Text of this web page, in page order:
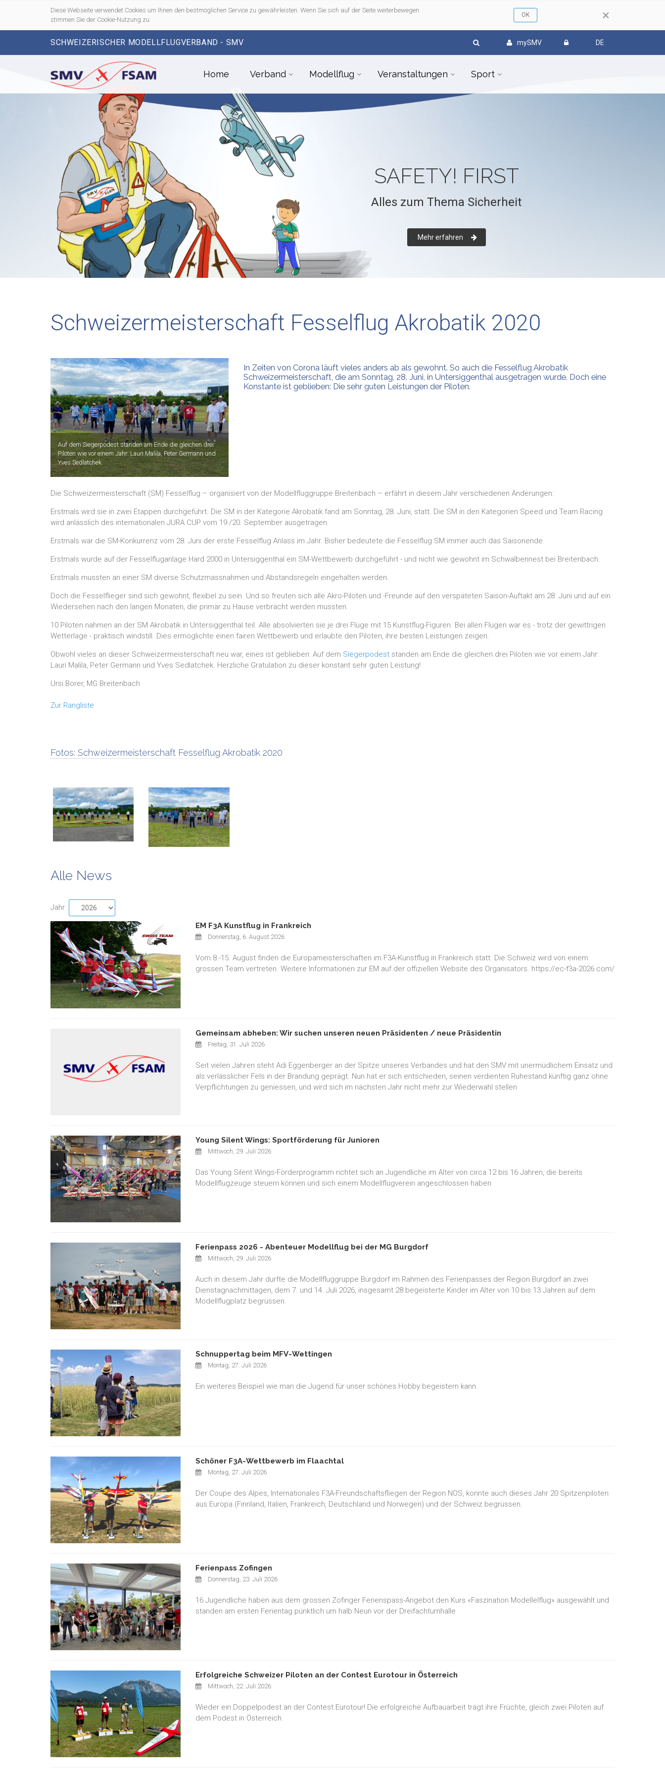
×
Diese Webseite verwendet Cookies um Ihnen den bestmöglichen Service zu gewährleisten. Wenn Sie sich auf der Seite weiterbewegen
stimmen Sie der Cookie-Nutzung zu
SCHWEIZERISCHER MODELLFLUGVERBAND - SMV mySMV DE
Home Verband Modellflug Veranstaltungen Sport
SAFETY! FIRST
Alles zum Thema Sicherheit
Mehr erfahren
Schweizermeisterschaft Fesselflug Akrobatik 2020
Auf dem Siegerpodest standen am Ende die gleichen drei
Piloten wie vor einem Jahr: Lauri Malila, Peter Germann und
Yves Sedlatchek.
In Zeiten von Corona läuft vieles anders ab als gewohnt. So auch die Fesselflug Akrobatik
Schweizermeisterschaft, die am Sonntag, 28. Juni, in Untersiggenthal ausgetragen wurde. Doch eine
Konstante ist geblieben: Die sehr guten Leistungen der Piloten.
Die Schweizermeisterschaft (SM) Fesselflug – organisiert von der Modellfluggruppe Breitenbach – erfährt in diesem Jahr verschiedenen Änderungen:
Erstmals wird sie in zwei Etappen durchgeführt. Die SM in der Kategorie Akrobatik fand am Sonntag, 28. Juni, statt. Die SM in den Kategorien Speed und Team Racing
wird anlässlich des internationalen JURA CUP vom 19./20. September ausgetragen.
Erstmals war die SM-Konkurrenz vom 28. Juni der erste Fesselflug Anlass im Jahr. Bisher bedeutete die Fesselflug SM immer auch das Saisonende.
Erstmals wurde auf der Fesselfluganlage Hard 2000 in Untersiggenthal ein SM-Wettbewerb durchgeführt - und nicht wie gewohnt im Schwalbennest bei Breitenbach.
Erstmals mussten an einer SM diverse Schutzmassnahmen und Abstandsregeln eingehalten werden.
Doch die Fesselflieger sind sich gewohnt, flexibel zu sein. Und so freuten sich alle Akro-Piloten und -Freunde auf den verspäteten Saison-Auftakt am 28. Juni und auf ein
Wiedersehen nach den langen Monaten, die primär zu Hause verbracht werden mussten.
10 Piloten nahmen an der SM Akrobatik in Untersiggenthal teil. Alle absolvierten sie je drei Flüge mit 15 Kunstflug-Figuren. Bei allen Flügen war es - trotz der gewittrigen
Wetterlage - praktisch windstill. Dies ermöglichte einen fairen Wettbewerb und erlaubte den Piloten, ihre besten Leistungen zeigen.
Obwohl vieles an dieser Schweizermeisterschaft neu war, eines ist geblieben: Auf dem Siegerpodest standen am Ende die gleichen drei Piloten wie vor einem Jahr:
Lauri Malila, Peter Germann und Yves Sedlatchek. Herzliche Gratulation zu dieser konstant sehr guten Leistung!
Ursi Borer, MG Breitenbach
Zur Rangliste
Fotos: Schweizermeisterschaft Fesselflug Akrobatik 2020
Alle News
Jahr
EM F3A Kunstflug in Frankreich
Donnerstag, 6. August 2026
Vom 8.-15. August finden die Europameisterschaften im F3A-Kunstflug in Frankreich statt. Die Schweiz wird von einem
grossen Team vertreten. Weitere Informationen zur EM auf der offiziellen Website des Organisators. https://ec-f3a-2026.com/
Gemeinsam abheben: Wir suchen unseren neuen Präsidenten / neue Präsidentin
Freitag, 31. Juli 2026
Seit vielen Jahren steht Adi Eggenberger an der Spitze unseres Verbandes und hat den SMV mit unermüdlichem Einsatz und
als verlässlicher Fels in der Brandung geprägt. Nun hat er sich entschieden, seinen verdienten Ruhestand künftig ganz ohne
Verpflichtungen zu geniessen, und wird sich im nächsten Jahr nicht mehr zur Wiederwahl stellen
Young Silent Wings: Sportförderung für Junioren
Mittwoch, 29. Juli 2026
Das Young Silent Wings-Förderprogramm richtet sich an Jugendliche im Alter von circa 12 bis 16 Jahren, die bereits
Modellflugzeuge steuern können und sich einem Modellflugverein angeschlossen haben
Ferienpass 2026 - Abenteuer Modellflug bei der MG Burgdorf
Mittwoch, 29. Juli 2026
Auch in diesem Jahr durfte die Modellfluggruppe Burgdorf im Rahmen des Ferienpasses der Region Burgdorf an zwei
Dienstagnachmittagen, dem 7. und 14. Juli 2026, insgesamt 28 begeisterte Kinder im Alter von 10 bis 13 Jahren auf dem
Modellflugplatz begrüssen.
Schnuppertag beim MFV-Wettingen
Montag, 27. Juli 2026
Ein weiteres Beispiel wie man die Jugend für unser schönes Hobby begeistern kann.
Schöner F3A-Wettbewerb im Flaachtal
Montag, 27. Juli 2026
Der Coupe des Alpes, Internationales F3A-Freundschaftsfliegen der Region NOS, konnte auch dieses Jahr 20 Spitzenpiloten
aus Europa (Finnland, Italien, Frankreich, Deutschland und Norwegen) und der Schweiz begrüssen.
Ferienpass Zofingen
Donnerstag, 23. Juli 2026
16 Jugendliche haben aus dem grossen Zofinger Ferienspass-Angebot den Kurs «Faszination Modellelflug» ausgewählt und
standen am ersten Ferientag pünktlich um halb Neun vor der Dreifachturnhalle
Erfolgreiche Schweizer Piloten an der Contest Eurotour in Österreich
Mittwoch, 22. Juli 2026
Wieder ein Doppelpodest an der Contest Eurotour! Die erfolgreiche Aufbauarbeit trägt ihre Früchte, gleich zwei Piloten auf
dem Podest in Österreich.